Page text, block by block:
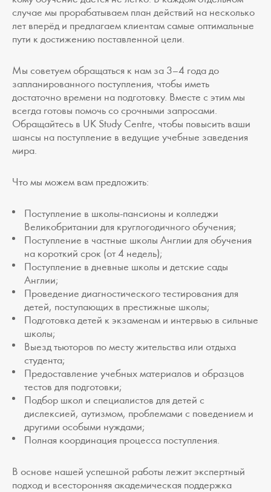
случае мы прорабатываем план действий на несколько
лет вперёд и предлагаем клиентам самые оптимальные
пути к достижению поставленной цели.
Мы советуем обращаться к нам за 3–4 года до
запланированного поступления, чтобы иметь
достаточно времени на подготовку. Вместе с этим мы
всегда готовы помочь со срочными запросами.
Обращайтесь в UK Study Centre, чтобы повысить ваши
шансы на поступление в ведущие учебные заведения
мира.
Что мы можем вам предложить:
Поступление в школы-пансионы и колледжи
Великобритании для круглогодичного обучения;
Поступление в частные школы Англии для обучения
на короткий срок (от 4 недель);
Поступление в дневные школы и детские сады
Англии;
Проведение диагностического тестирования для
детей, поступающих в престижные школы;
Подготовка детей к экзаменам и интервью в сильные
школы;
Выезд тьюторов по месту жительства или отдыха
студента;
Предоставление учебных материалов и образцов
тестов для подготовки;
Подбор школ и специалистов для детей с
дислексией, аутизмом, проблемами с поведением и
другими особыми нуждами;
Полная координация процесса поступления.
В основе нашей успешной работы лежит экспертный
подход и всесторонняя академическая поддержка